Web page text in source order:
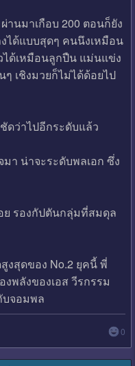
านมาเกือบ 200 ตอนก็ยัง
ได้แบบสุดๆ คนนึงเหมือน
ด้เหมือนลูกปืน แม่นแข่ง
เชิงมวยก็ไม่ได้ด้อยไป
ดว่าไปอีกระดับแล้ว
า น่าจะระดับพลเอก ซึ่ง
ย รองกัปตันกลุ่มที่สมดุล
งสุดของ No.2 ยุคนี้ พี่
พลังของเอส วีรกรรม
บจอมพล
0